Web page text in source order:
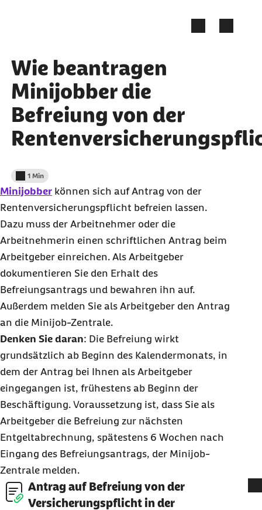
Wie beantragen
Minijobber die
Befreiung von der
Lesedauer weniger als
1 Min
Minijobber können sich auf Antrag von der
Rentenversicherungspflicht befreien lassen.
Dazu muss der Arbeitnehmer oder die
Arbeitnehmerin einen schriftlichen Antrag beim
Arbeitgeber einreichen. Als Arbeitgeber
dokumentieren Sie den Erhalt des
Befreiungsantrags und bewahren ihn auf.
Außerdem melden Sie als Arbeitgeber den Antrag
an die Minijob-Zentrale.
Denken Sie daran: Die Befreiung wirkt
grundsätzlich ab Beginn des Kalendermonats, in
dem der Antrag bei Ihnen als Arbeitgeber
eingegangen ist, frühestens ab Beginn der
Beschäftigung. Voraussetzung ist, dass Sie als
Arbeitgeber die Befreiung zur nächsten
Entgeltabrechnung, spätestens 6 Wochen nach
Eingang des Befreiungsantrags, der Minijob-
Zentrale melden.
Antrag auf Befreiung von der
Versicherungspflicht in der